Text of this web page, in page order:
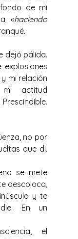
de mi
«haciendo
dejó pálida.
explosiones
mi relación
actitud
no por
que di.
se mete
descoloca,
y te
En un
el